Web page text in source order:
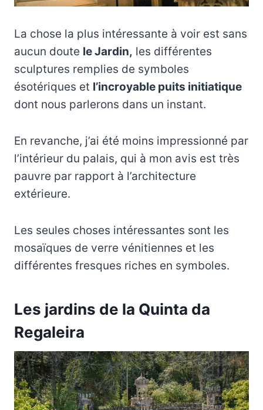
La chose la plus intéressante à voir est sans
aucun doute le Jardin, les différentes
sculptures remplies de symboles
ésotériques et l’incroyable puits initiatique
dont nous parlerons dans un instant.
En revanche, j’ai été moins impressionné par
l’intérieur du palais, qui à mon avis est très
pauvre par rapport à l’architecture
extérieure.
Les seules choses intéressantes sont les
mosaïques de verre vénitiennes et les
différentes fresques riches en symboles.
Les jardins de la Quinta da
Regaleira